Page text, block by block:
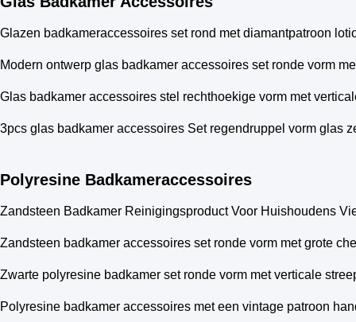
Glazen badkameraccessoires set rond met diamantpatroon
Modern ontwerp glas badkamer accessoires set ronde vorm
Glas badkamer accessoires stel rechthoekige vorm met
3pcs glas badkamer accessoires Set regendruppel vorm glas
Polyresine Badkameraccessoires
Zandsteen Badkamer Reinigingsproduct Voor Huishoudens
Zandsteen badkamer accessoires set ronde vorm met grote
Zwarte polyresine badkamer set ronde vorm met verticale
Polyresine badkamer accessoires met een vintage patroon